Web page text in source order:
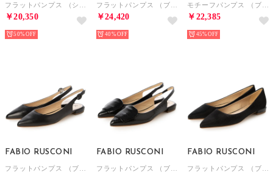
￥20,350
50%
￥24,420
40%
￥22,385
45%
FABIO RUSCONI FABIO RUSCONI FABIO RUSCONI